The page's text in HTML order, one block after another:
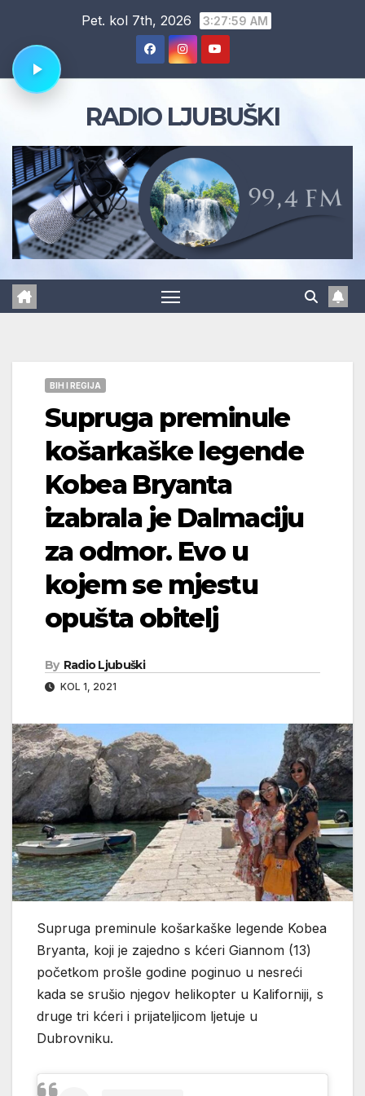
content
Pet. kol 7th, 2026 3:28:00 AM
RADIO LJUBUŠKI
BIH I REGIJA
Supruga preminule
košarkaške legende
Kobea Bryanta
izabrala je Dalmaciju
za odmor. Evo u
kojem se mjestu
opušta obitelj
By Radio Ljubuški
KOL 1, 2021
Supruga preminule košarkaške legende Kobea
Bryanta, koji je zajedno s kćeri Giannom (13)
početkom prošle godine poginuo u nesreći
kada se srušio njegov helikopter u Kaliforniji, s
druge tri kćeri i prijateljicom ljetuje u
Dubrovniku.